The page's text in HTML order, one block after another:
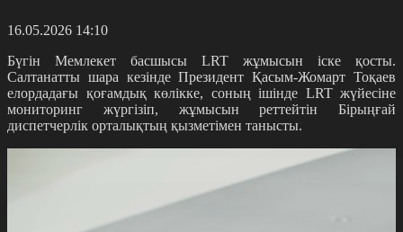
16.05.2026 14:10
Бүгін Мемлекет басшысы LRT жұмысын іске қосты.
Салтанатты шара кезінде Президент Қасым-Жомарт Тоқаев
елордадағы қоғамдық көлікке, соның ішінде LRT жүйесіне
мониторинг жүргізіп, жұмысын реттейтін Бірыңғай
диспетчерлік орталықтың қызметімен танысты.